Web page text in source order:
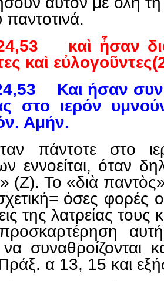
παντοτινά.
καὶ ἦσαν
καὶ
Και ήσαν
στο ιερόν
Αμήν.
πάντοτε στο
εννοείται, όταν
(Ζ). Το «διὰ
όσες φορές
της λατρείας
συναθροίζονται
α 13, 15 και